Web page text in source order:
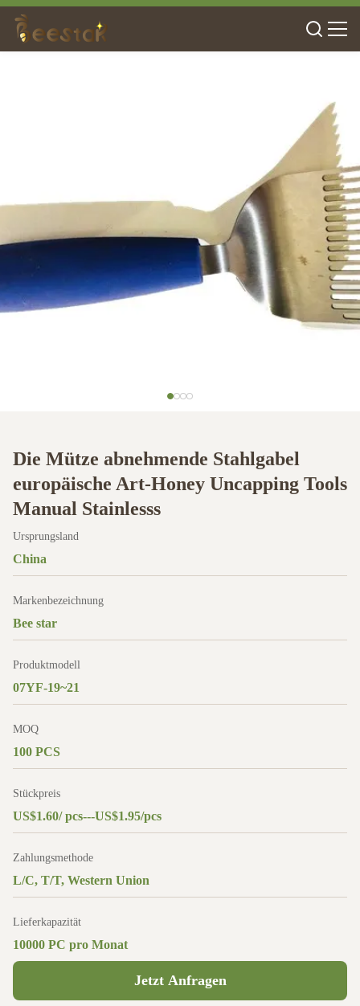
Die Mütze abnehmende Stahlgabel
europäische Art-Honey Uncapping Tools
Manual Stainlesss
Ursprungsland
China
Markenbezeichnung
Bee star
Produktmodell
07YF-19~21
MOQ
100 PCS
Stückpreis
US$1.60/ pcs---US$1.95/pcs
Zahlungsmethode
L/C, T/T, Western Union
Lieferkapazität
10000 PC pro Monat
Jetzt Anfragen